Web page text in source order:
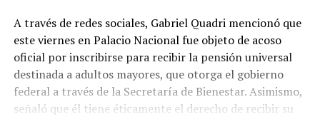
A través de redes sociales, Gabriel Quadri mencionó que
este viernes en Palacio Nacional fue objeto de acoso
oficial por inscribirse para recibir la pensión universal
destinada a adultos mayores, que otorga el gobierno
federal a través de la Secretaría de Bienestar. Asimismo,
señaló que él tiene éticamente el derecho de recibir su